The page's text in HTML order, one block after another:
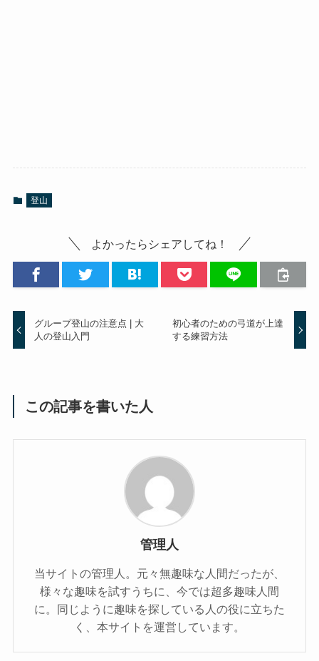
登山
よかったらシェアしてね！
グループ登山の注意点 | 大
人の登山入門
初心者のための弓道が上達
する練習方法
この記事を書いた人
管理人
当サイトの管理人。元々無趣味な人間だったが、
様々な趣味を試すうちに、今では超多趣味人間
に。同じように趣味を探している人の役に立ちた
く、本サイトを運営しています。